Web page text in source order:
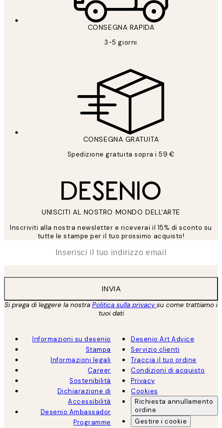
CONSEGNA RAPIDA
3-5 giorni
CONSEGNA GRATUITA
Spedizione gratuita sopra i 59 €
UNISCITI AL NOSTRO MONDO DELL'ARTE
Inscriviti alla nostra newsletter e riceverai il 15% di sconto su
tutte le stampe per il tuo prossimo acquisto!
INVIA
Si prega di leggere la nostra Politica sulla privacysu come trattiamo i
tuoi dati
Informazioni su desenio
Stampa
Informazioni legali
Career
Sostenibilità
Dichiarazione di
Accessibilità
Desenio Ambassador
Programme
Desenio Art Advice
Servizio clienti
Traccia il tuo ordine
Condizioni di acquisto
Privacy
Cookies
Richiesta annullamento
ordine
Gestire i cookie